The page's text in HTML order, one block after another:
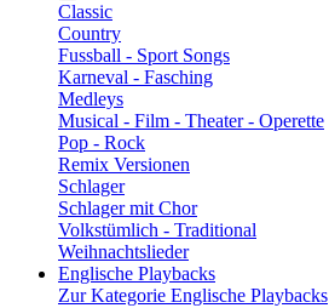
Classic
Country
Fussball - Sport Songs
Karneval - Fasching
Medleys
Musical - Film - Theater - Operette
Pop - Rock
Remix Versionen
Schlager
Schlager mit Chor
Volkstümlich - Traditional
Weihnachtslieder
Englische Playbacks
Zur Kategorie Englische Playbacks